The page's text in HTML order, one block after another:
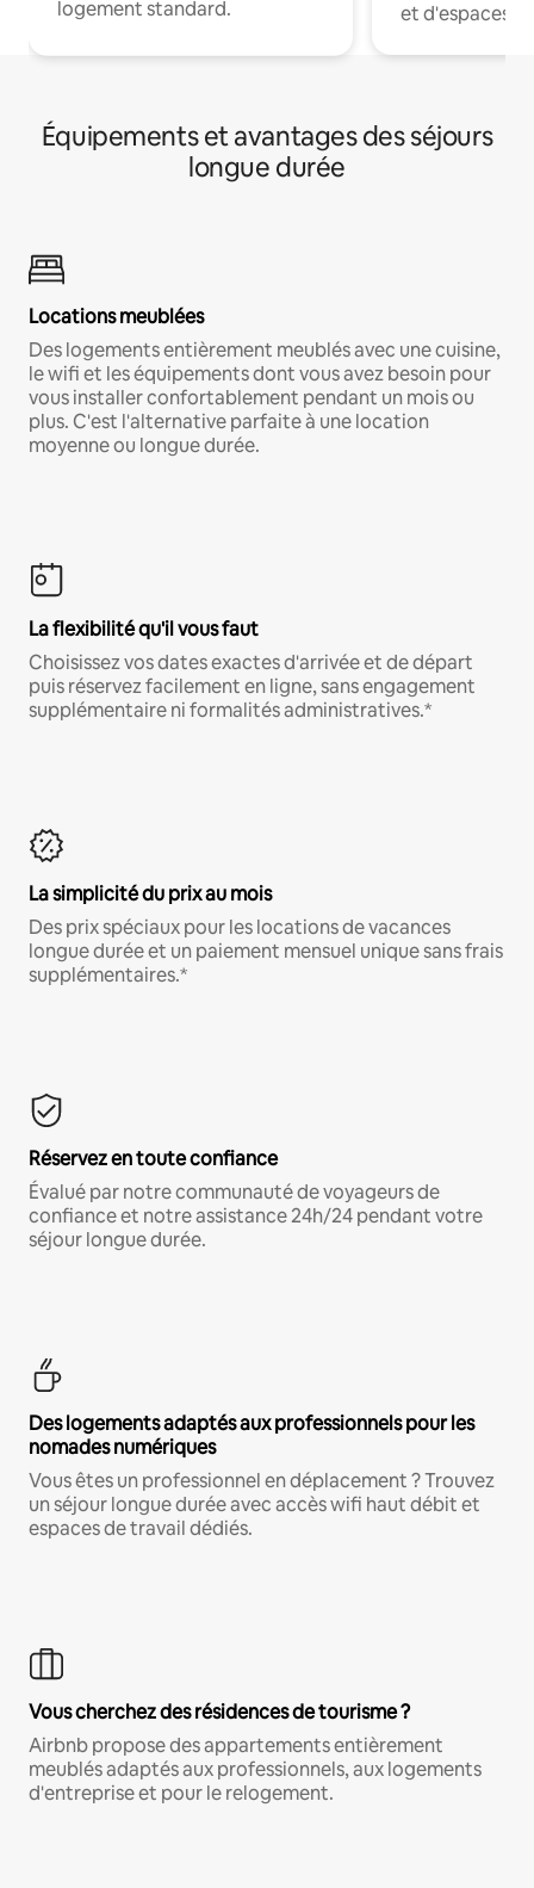
logement standard.
et d'espaces
Équipements et avantages des séjours
longue durée
Locations meublées
Des logements entièrement meublés avec une cuisine,
le wifi et les équipements dont vous avez besoin pour
vous installer confortablement pendant un mois ou
plus. C'est l'alternative parfaite à une location
moyenne ou longue durée.
La flexibilité qu'il vous faut
Choisissez vos dates exactes d'arrivée et de départ
puis réservez facilement en ligne, sans engagement
supplémentaire ni formalités administratives.*
La simplicité du prix au mois
Des prix spéciaux pour les locations de vacances
longue durée et un paiement mensuel unique sans frais
supplémentaires.*
Réservez en toute confiance
Évalué par notre communauté de voyageurs de
confiance et notre assistance 24h/24 pendant votre
séjour longue durée.
Des logements adaptés aux professionnels pour les
nomades numériques
Vous êtes un professionnel en déplacement ? Trouvez
un séjour longue durée avec accès wifi haut débit et
espaces de travail dédiés.
Vous cherchez des résidences de tourisme ?
Airbnb propose des appartements entièrement
meublés adaptés aux professionnels, aux logements
d'entreprise et pour le relogement.